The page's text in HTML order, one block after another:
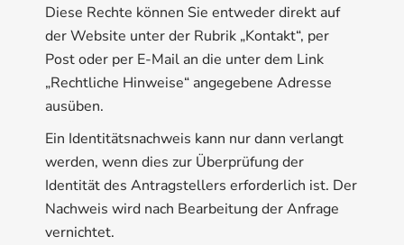
Diese Rechte können Sie entweder direkt auf
der Website unter der Rubrik „Kontakt“, per
Post oder per E-Mail an die unter dem Link
„Rechtliche Hinweise“ angegebene Adresse
ausüben.
Ein Identitätsnachweis kann nur dann verlangt
werden, wenn dies zur Überprüfung der
Identität des Antragstellers erforderlich ist. Der
Nachweis wird nach Bearbeitung der Anfrage
vernichtet.